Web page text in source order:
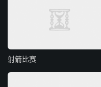
射箭比赛